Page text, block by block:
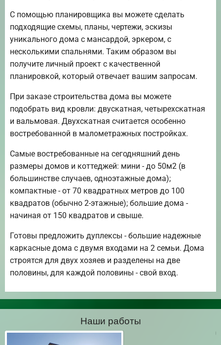
С помощью планировщика вы можете сделать
подходящие схемы, планы, чертежи, эскизы
уникального дома с мансардой, эркером, с
несколькими спальнями. Таким образом вы
получите личный проект с качественной
планировкой, который отвечает вашим запросам.
При заказе строительства дома вы можете
подобрать вид кровли: двускатная, четырехскатная
и вальмовая. Двухскатная считается особенно
востребованной в малометражных постройках.
Самые востребованные на сегодняшний день
размеры домов и коттеджей: мини - до 50м2 (в
большинстве случаев, одноэтажные дома);
компактные - от 70 квадратных метров до 100
квадратов (обычно 2-этажные); большие дома -
начиная от 150 квадратов и свыше.
Готовы предложить дуплексы - большие надежные
каркасные дома с двумя входами на 2 семьи. Дома
строятся для двух хозяев и разделены на две
половины, для каждой половины - свой вход.
Наши работы